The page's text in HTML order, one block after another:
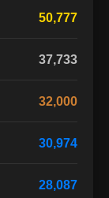
50,777
37,733
32,000
30,974
28,087